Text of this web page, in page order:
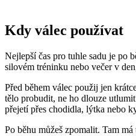
Kdy válec používat
Nejlepší čas pro tuhle sadu je po
silovém tréninku nebo večer v
Před během válec použij jen
tělo probudit, ne ho dlouze
přejetí přes chodidla, lýtka nebo
Po běhu můžeš zpomalit. Tam má